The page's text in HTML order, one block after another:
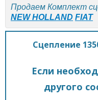
Продаем Комплект
NEW HOLLAND FIAT
Сцепление
Если
другого